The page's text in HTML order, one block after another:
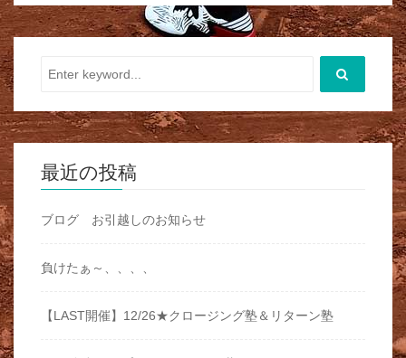
最近の投稿
ブログ お引越しのお知らせ
負けたぁ～、、、、
【LAST開催】12/26★クロージング塾＆リターン塾